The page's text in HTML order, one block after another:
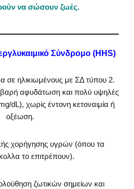
να σώσουν ζωές.
Σύνδρομο (HHS)
σε ηλικιωμένους με ΣΔ τύπου 2.
αφυδάτωση και πολύ υψηλές
dL), χωρίς έντονη κετοναιμία ή
οξέωση.
χορήγησης υγρών (όπου τα
το επιτρέπουν).
ζωτικών σημείων και